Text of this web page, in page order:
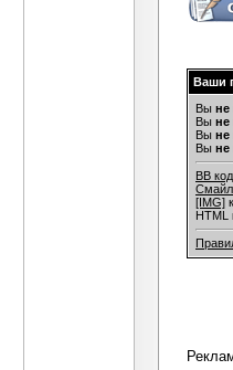
Ваши
Вы не
Вы не
Вы не
Вы не
BB
[IMG]
HTML